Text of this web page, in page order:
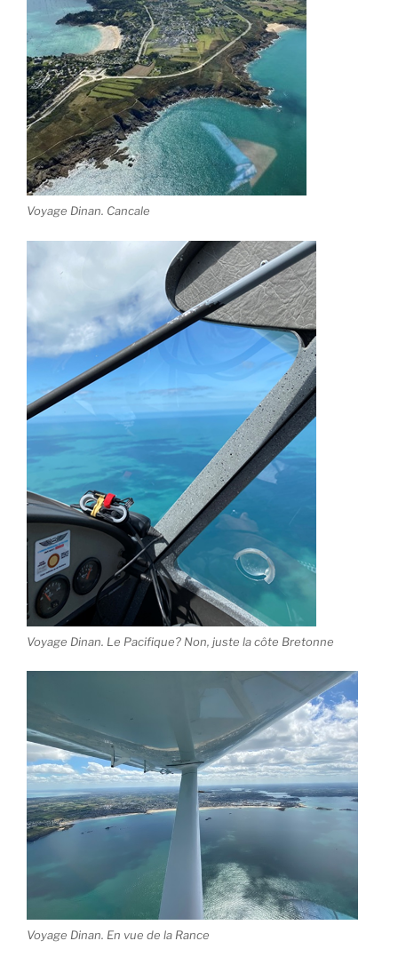
Voyage Dinan. Cancale
Voyage Dinan. Le Pacifique? Non, juste la côte Bretonne
Voyage Dinan. En vue de la Rance